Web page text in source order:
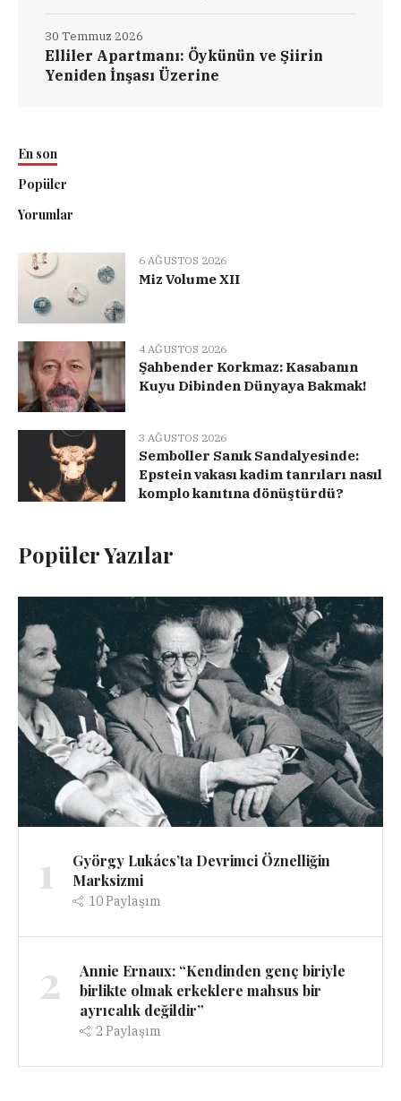
Elliler Apartmanı: Öykünün ve Şiirin
Yeniden İnşası Üzerine
30 Temmuz 2026
En son
Popüler
Yorumlar
6 AĞUSTOS 2026
Miz Volume XII
4 AĞUSTOS 2026
Şahbender Korkmaz: Kasabanın
Kuyu Dibinden Dünyaya Bakmak!
3 AĞUSTOS 2026
Semboller Sanık Sandalyesinde:
Epstein vakası kadim tanrıları nasıl
komplo kanıtına dönüştürdü?
Popüler Yazılar
1
György Lukács’ta Devrimci Öznelliğin
Marksizmi
10Paylaşım
2
Annie Ernaux: “Kendinden genç biriyle
birlikte olmak erkeklere mahsus bir
ayrıcalık değildir”
2 Paylaşım